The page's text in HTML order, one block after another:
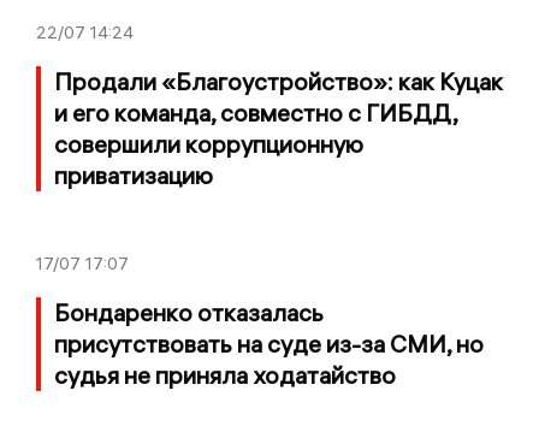
22/07 14:24
Продали «Благоустройство»: как Куцак
и его команда, совместно с ГИБДД,
совершили коррупционную
приватизацию
17/07 17:07
Бондаренко отказалась
присутствовать на суде из-за СМИ, но
судья не приняла ходатайство